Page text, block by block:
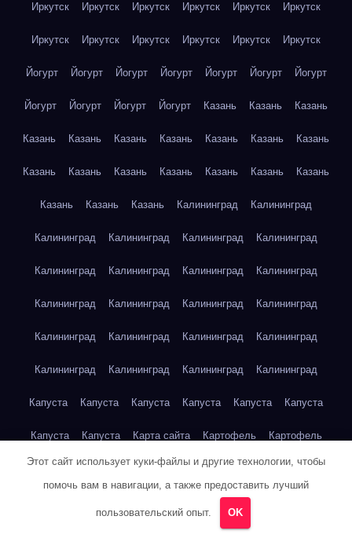
Иркутск Иркутск Иркутск Иркутск Иркутск Иркутск
Иркутск Иркутск Иркутск Иркутск Иркутск Иркутск
Йогурт Йогурт Йогурт Йогурт Йогурт Йогурт Йогурт
Йогурт Йогурт Йогурт Йогурт Казань Казань Казань
Казань Казань Казань Казань Казань Казань Казань
Казань Казань Казань Казань Казань Казань Казань
Казань Казань Казань Калининград Калининград
Калининград Калининград Калининград Калининград
Калининград Калининград Калининград Калининград
Калининград Калининград Калининград Калининград
Калининград Калининград Калининград Калининград
Калининград Калининград Калининград Калининград
Капуста Капуста Капуста Капуста Капуста Капуста
Капуста Капуста Карта сайта Картофель Картофель
Картофель Картофель Картофель Картофель
Кейптаун
Этот сайт использует куки-файлы и другие технологии, чтобы
помочь вам в навигации, а также предоставить лучший
пользовательский опыт. OK